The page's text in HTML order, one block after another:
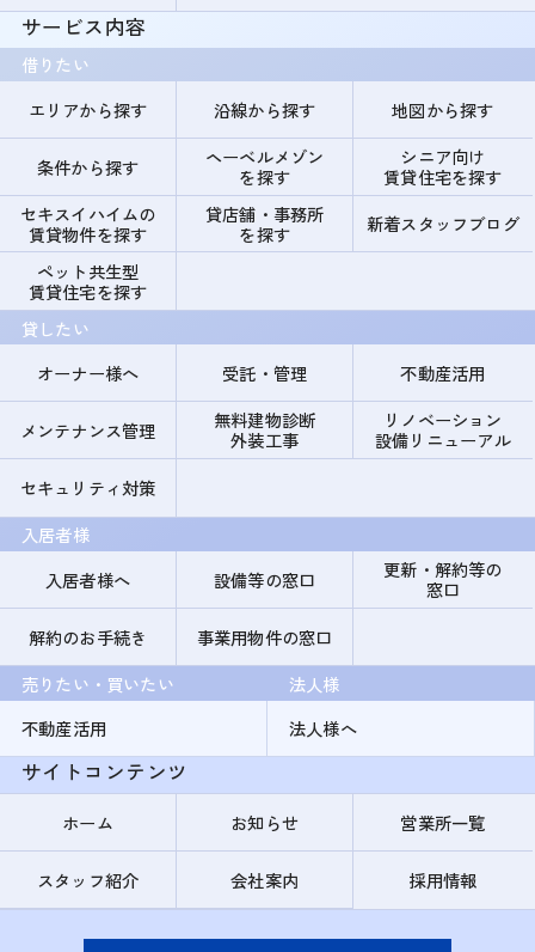
サービス内容
借りたい
エリアから探す
沿線から探す 地図から探す
条件から探す
ヘーベルメゾン
を探す
シニア向け
賃貸住宅を探す
セキスイハイムの
賃貸物件を探す
貸店舗・事務所
を探す
新着スタッフブログ
ペット共生型
賃貸住宅を探す
貸したい
オーナー様へ
受託・管理 不動産活用
メンテナンス管理
無料建物診断
外装工事
リノベーション
設備リニューアル
セキュリティ対策
入居者様
入居者様へ
設備等の窓口
更新・解約等の
窓口
解約のお手続き
事業用物件の窓口
売りたい・買いたい
不動産活用
法人様
法人様へ
サイトコンテンツ
ホーム お知らせ 営業所一覧
スタッフ紹介 会社案内 採用情報